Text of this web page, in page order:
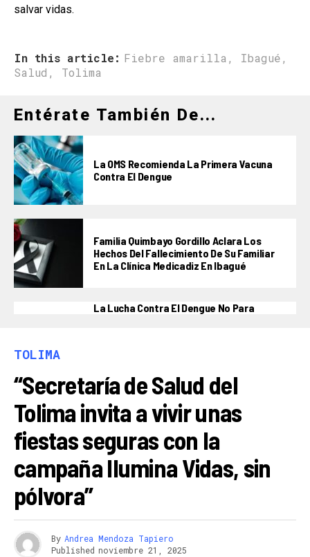
salvar vidas.
In this article: Fiebre amarilla , Ibagué,
Salud , Tolima
Entérate También De...
La OMS Recomienda La Primera Vacuna
Contra El Dengue
Familia Quimbayo Gordillo Aclara Los
Hechos Del Fallecimiento De Su Familiar
En La Clínica Medicadiz En Ibagué
La Lucha Contra El Dengue No Para
TOLIMA
“Secretaría de Salud del
Tolima invita a vivir unas
fiestas seguras con la
campaña Ilumina Vidas, sin
pólvora”
By Andrea Mendoza Tapiero
Published noviembre 21, 2025